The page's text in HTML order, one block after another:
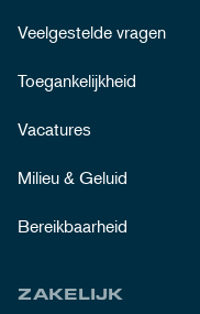
Veelgestelde vragen
Toegankelijkheid
Vacatures
Milieu & Geluid
Bereikbaarheid
ZAKELIJK